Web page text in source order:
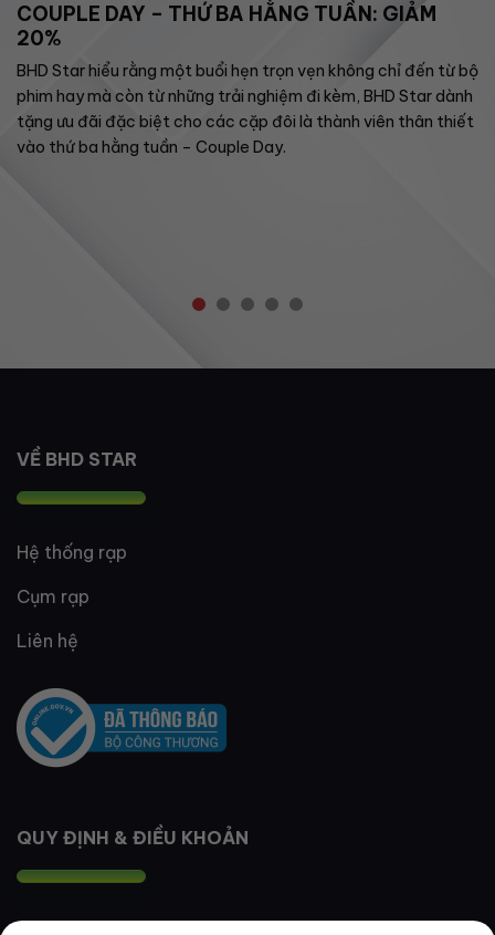
COUPLE DAY – THỨ BA HẰNG TUẦN: GIẢM
20%
BHD Star hiểu rằng một buổi hẹn trọn vẹn không chỉ đến từ bộ
phim hay mà còn từ những trải nghiệm đi kèm, BHD Star dành
tặng ưu đãi đặc biệt cho các cặp đôi là thành viên thân thiết
vào thứ ba hằng tuần – Couple Day.
VỀ BHD STAR
Hệ thống rạp
Cụm rạp
Liên hệ
QUY ĐỊNH & ĐIỀU KHOẢN
Quy định thành viên